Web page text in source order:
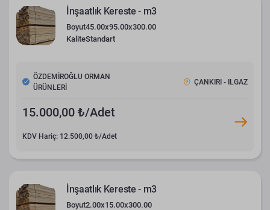
İnşaatlık Kereste - m3
Boyut45.00x95.00x300.00
KaliteStandart
ÖZDEMİROĞLU ORMAN
ÜRÜNLERİ
ÇANKIRI - ILGAZ
15.000,00 ₺/Adet
KDV Hariç: 12.500,00 ₺/Adet
İnşaatlık Kereste - m3
Boyut2.00x15.00x300.00